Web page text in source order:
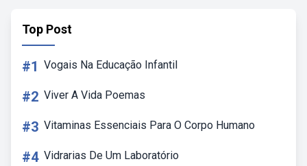
Top Post
#1 Vogais Na Educação Infantil
#2 Viver A Vida Poemas
#3 Vitaminas Essenciais Para O Corpo Humano
#4 Vidrarias De Um Laboratório